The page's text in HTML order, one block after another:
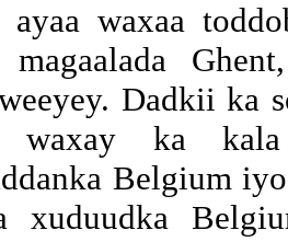
waxaa
Dadkii ka
waxay ka
Belgium
xuduudka